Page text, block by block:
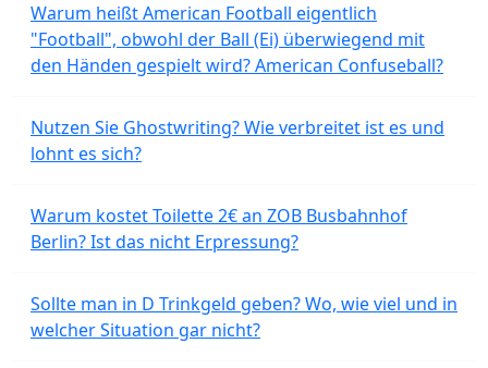
Warum heißt American Football eigentlich
"Football", obwohl der Ball (Ei) überwiegend mit
den Händen gespielt wird? American Confuseball?
Nutzen Sie Ghostwriting? Wie verbreitet ist es und
lohnt es sich?
Warum kostet Toilette 2€ an ZOB Busbahnhof
Berlin? Ist das nicht Erpressung?
Sollte man in D Trinkgeld geben? Wo, wie viel und in
welcher Situation gar nicht?